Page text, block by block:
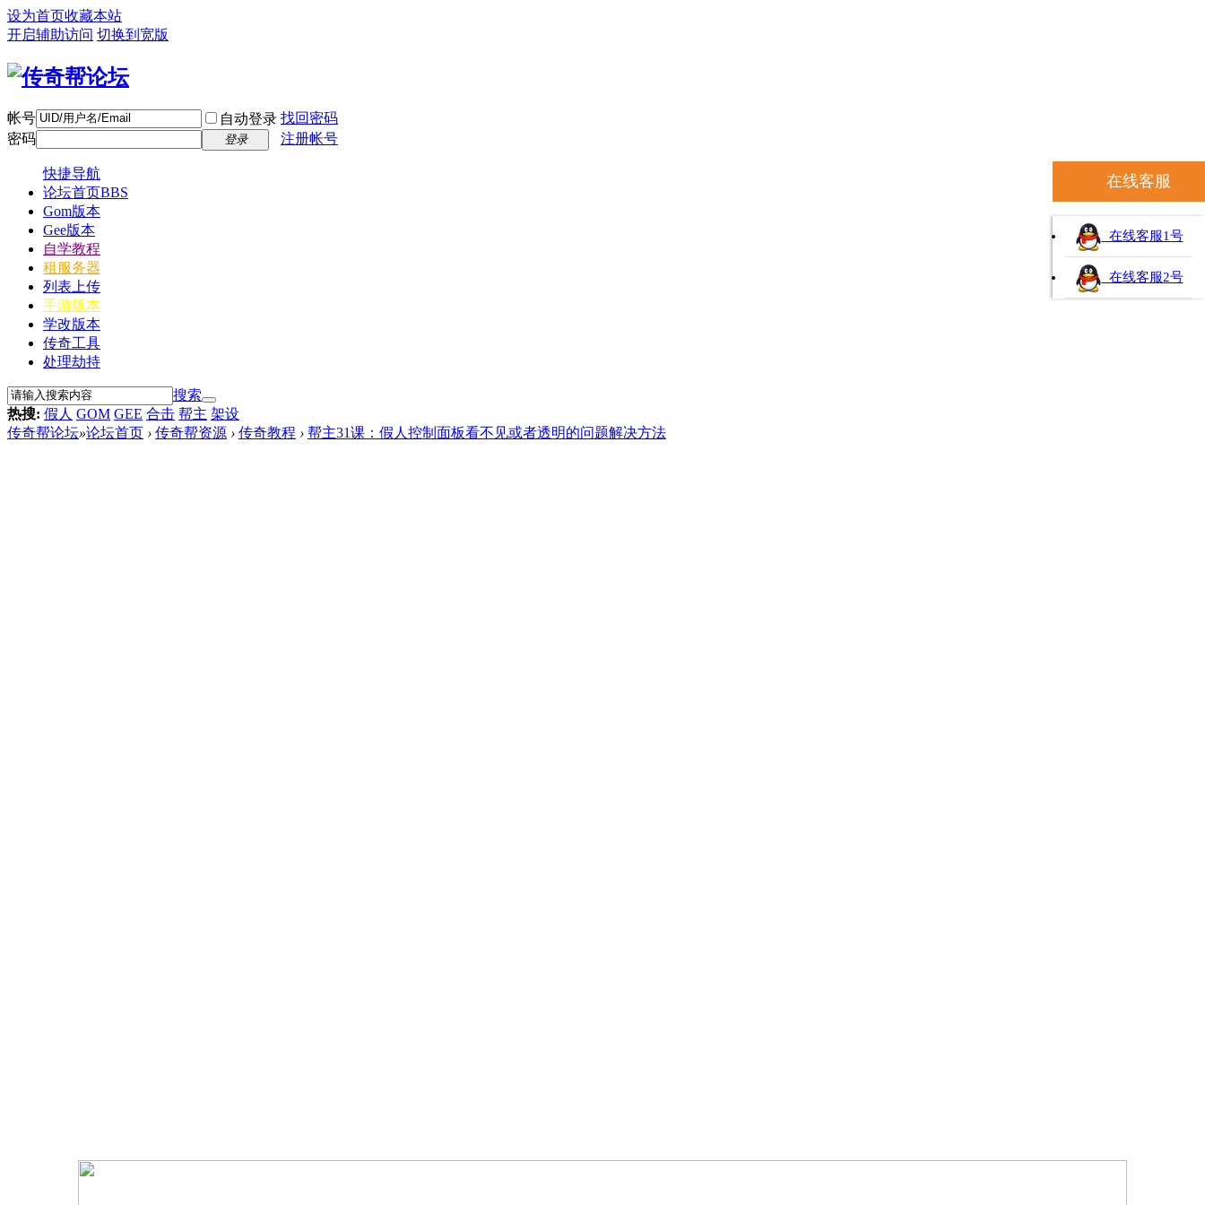
设为首页收藏本站
开启辅助访问 切换到宽版
帐号 自动登录 找回密码
密码
登录 注册帐号
快捷导航
论坛首页BBS
Gom版本
Gee版本
自学教程
租服务器
列表上传
手游版本
学改版本
传奇工具
处理劫持
搜索
热搜: 假人 GOM GEE 合击 帮主 架设
传奇帮论坛»论坛首页 › 传奇帮资源 › 传奇教程 › 帮主31课：假人控制面板看不见或者透明的问题解决方法
在线客服
在线客服1号
在线客服2号